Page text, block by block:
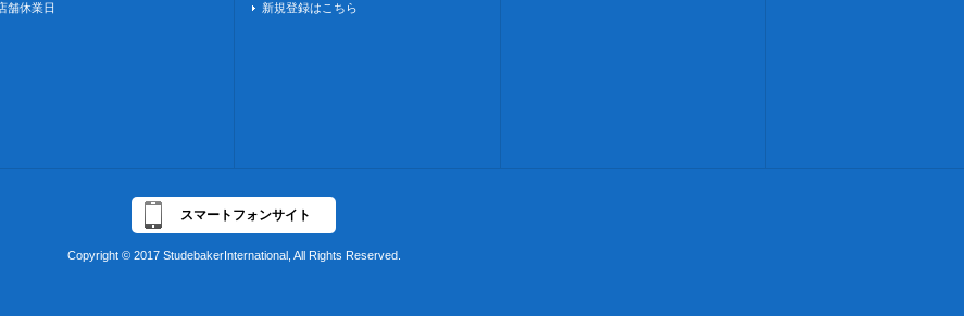
舗休業日 新規登録はこちら
スマートフォンサイト
Copyright © 2017 StudebakerInternational, All Rights Reserved.